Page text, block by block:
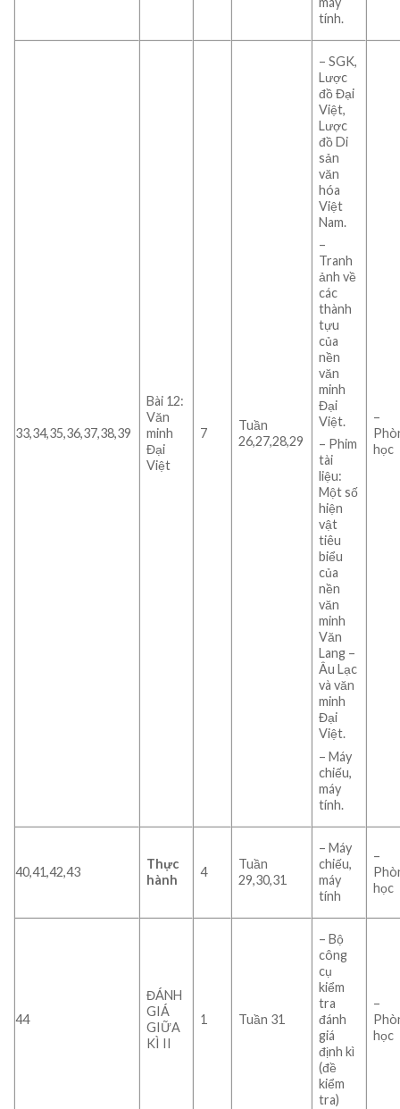
tính.
33,34,35,36,37,38,39
Bài 12:
Văn
minh
Đại
Việt
7
Tuần
26,27,28,29
– SGK,
Lược
đồ Đại
Việt,
Lược
đồ Di
sản
văn
hóa
Việt
Nam.
–
Tranh
ảnh về
các
thành
tựu
của
nền
văn
minh
Đại
Việt.
– Phim
tài
liệu:
Một số
hiện
vật
tiêu
biểu
của
nền
văn
minh
Văn
Lang –
Âu Lạc
và văn
minh
Đại
Việt.
– Máy
chiếu,
máy
tính.
–
học
40,41,42,43
Thực
hành
4
Tuần
29,30,31
– Máy
chiếu,
máy
tính
–
học
44
ĐÁNH
GIÁ
GIỮA
KÌ II
1 Tuần 31
– Bộ
công
cụ
kiểm
tra
đánh
giá
định kì
(đề
kiểm
tra)
–
học